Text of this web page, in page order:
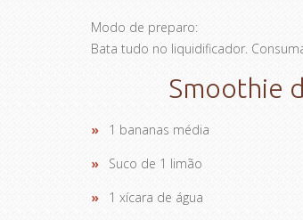
Modo de preparo:
Bata tudo no liquidificador.
Smoothie
1 bananas média
Suco de 1 limão
1 xícara de água